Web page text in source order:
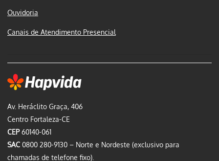
Av. Heráclito Graça, 406
Centro Fortaleza-CE
CEP60140-061
SAC 0800 280-9130 – Norte e Nordeste (exclusivo para
chamadas de telefone fixo).
Ouvidoria
Canais de Atendimento Presencial